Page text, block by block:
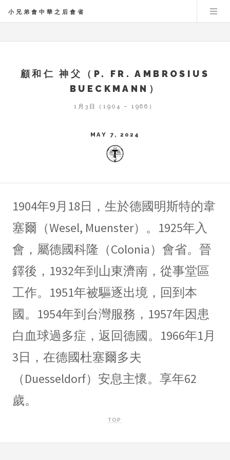
小兄弟會中華之后會省
顧和仁 神父（P. FR. AMBROSIUS
BUECKMANN）
1月3日（1904 – 1966）
MAY 7, 2024
1904年9月18日，生於德國明斯特的韋
塞爾（Wesel, Muenster）。1925年入
會，屬德國科隆（Colonia）會省。晉
鐸後，1932年到山東濟南，從事堂區
工作。1951年被驅逐出境，回到本
國。1954年到台灣服務，1957年因患
白血球過多症，返回德國。1966年1月
3日，在德國杜塞爾多夫
（Duesseldorf）安息主懷。享年62
歲。
TOP